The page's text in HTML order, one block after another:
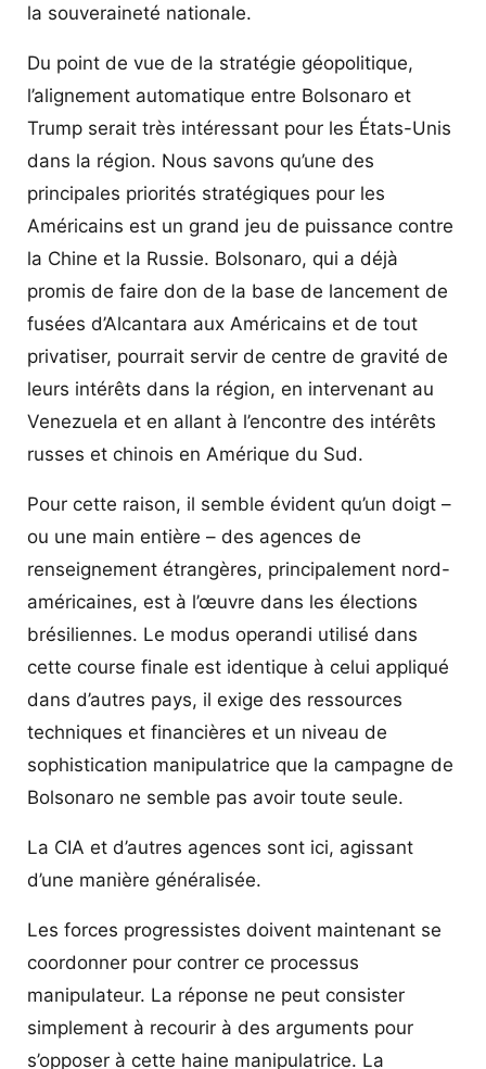
la souveraineté nationale.
Du point de vue de la stratégie géopolitique,
l’alignement automatique entre Bolsonaro et
Trump serait très intéressant pour les États-Unis
dans la région. Nous savons qu’une des
principales priorités stratégiques pour les
Américains est un grand jeu de puissance contre
la Chine et la Russie. Bolsonaro, qui a déjà
promis de faire don de la base de lancement de
fusées d’Alcantara aux Américains et de tout
privatiser, pourrait servir de centre de gravité de
leurs intérêts dans la région, en intervenant au
Venezuela et en allant à l’encontre des intérêts
russes et chinois en Amérique du Sud.
Pour cette raison, il semble évident qu’un doigt –
ou une main entière – des agences de
renseignement étrangères, principalement nord-
américaines, est à l’œuvre dans les élections
brésiliennes. Le modus operandi utilisé dans
cette course finale est identique à celui appliqué
dans d’autres pays, il exige des ressources
techniques et financières et un niveau de
sophistication manipulatrice que la campagne de
Bolsonaro ne semble pas avoir toute seule.
La CIA et d’autres agences sont ici, agissant
d’une manière généralisée.
Les forces progressistes doivent maintenant se
coordonner pour contrer ce processus
manipulateur. La réponse ne peut consister
simplement à recourir à des arguments pour
s’opposer à cette haine manipulatrice. La